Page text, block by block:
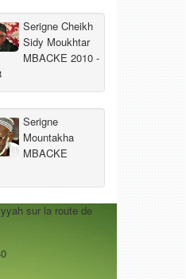
Serigne Cheikh
Sidy Moukhtar
MBACKE 2010 -
Serigne
Mountakha
MBACKE
sur la route de